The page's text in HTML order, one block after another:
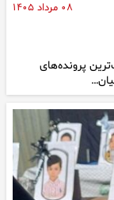
۰۸ مرداد ۱۴۰۵
پرونده‌های